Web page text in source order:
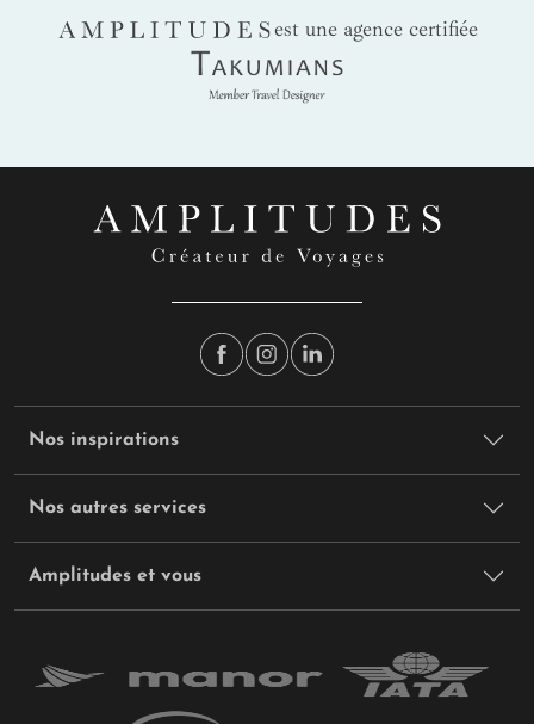
AMPLITUDES
est une agence certifiée
Takumians
Nos inspirations
Nos autres services
Amplitudes et vous